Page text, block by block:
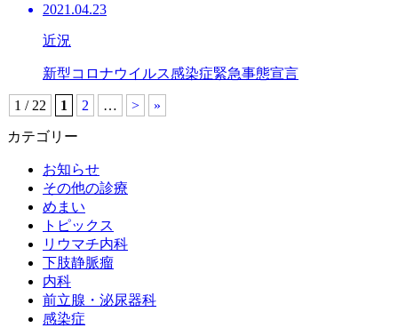
2021.04.23
近況
新型コロナウイルス感染症緊急事態宣言
1 / 22 1 2 … > »
カテゴリー
お知らせ
その他の診療
めまい
トピックス
リウマチ内科
下肢静脈瘤
内科
前立腺・泌尿器科
感染症